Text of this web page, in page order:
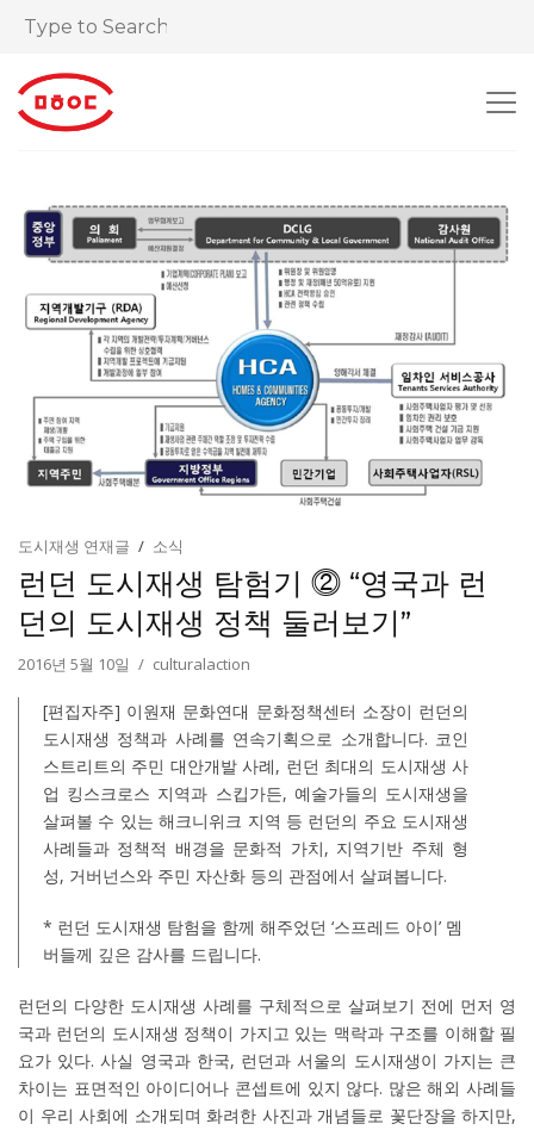
도시재생 연재글 소식
런던 도시재생 탐험기 ⓶ “영국과 런
던의 도시재생 정책 둘러보기”
2016년 5월 10일 culturalaction
[편집자주] 이원재 문화연대 문화정책센터 소장이 런던의
도시재생 정책과 사례를 연속기획으로 소개합니다. 코인
스트리트의 주민 대안개발 사례, 런던 최대의 도시재생 사
업 킹스크로스 지역과 스킵가든, 예술가들의 도시재생을
살펴볼 수 있는 해크니위크 지역 등 런던의 주요 도시재생
사례들과 정책적 배경을 문화적 가치, 지역기반 주체 형
성, 거버넌스와 주민 자산화 등의 관점에서 살펴봅니다.
* 런던 도시재생 탐험을 함께 해주었던 ‘스프레드 아이’ 멤
버들께 깊은 감사를 드립니다.
런던의 다양한 도시재생 사례를 구체적으로 살펴보기 전에 먼저 영
국과 런던의 도시재생 정책이 가지고 있는 맥락과 구조를 이해할 필
요가 있다. 사실 영국과 한국, 런던과 서울의 도시재생이 가지는 큰
차이는 표면적인 아이디어나 콘셉트에 있지 않다. 많은 해외 사례들
이 우리 사회에 소개되며 화려한 사진과 개념들로 꽃단장을 하지만,